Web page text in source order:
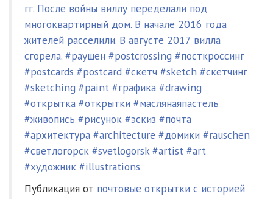
гг. После войны виллу переделали под
многоквартирный дом. В начале 2016 года
жителей расселили. В августе 2017 вилла
сгорела. #раушен #postcrossing #посткроссинг
#postcards #postcard #скетч #sketch #скетчинг
#sketching #paint #графика #drawing
#открытка #открытки #маслянаяпастель
#живопись #рисунок #эскиз #почта
#архитектура #architecture #домики #rauschen
#светлогорск #svetlogorsk #artist #art
#художник #illustrations
Публикация от почтовые открытки с историей